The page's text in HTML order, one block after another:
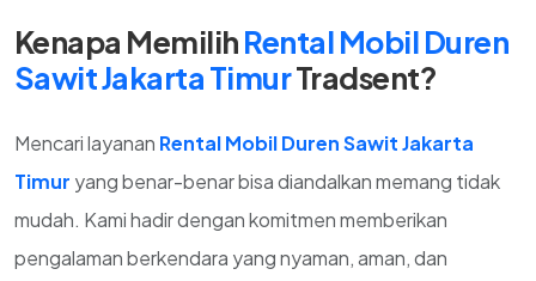
Kenapa MemilihRental Mobil Duren
Sawit Jakarta TimurTradsent?
Mencari layanan Rental Mobil Duren Sawit Jakarta
Timur yang benar-benar bisa diandalkan memang tidak
mudah. Kami hadir dengan komitmen memberikan
pengalaman berkendara yang nyaman, aman, dan